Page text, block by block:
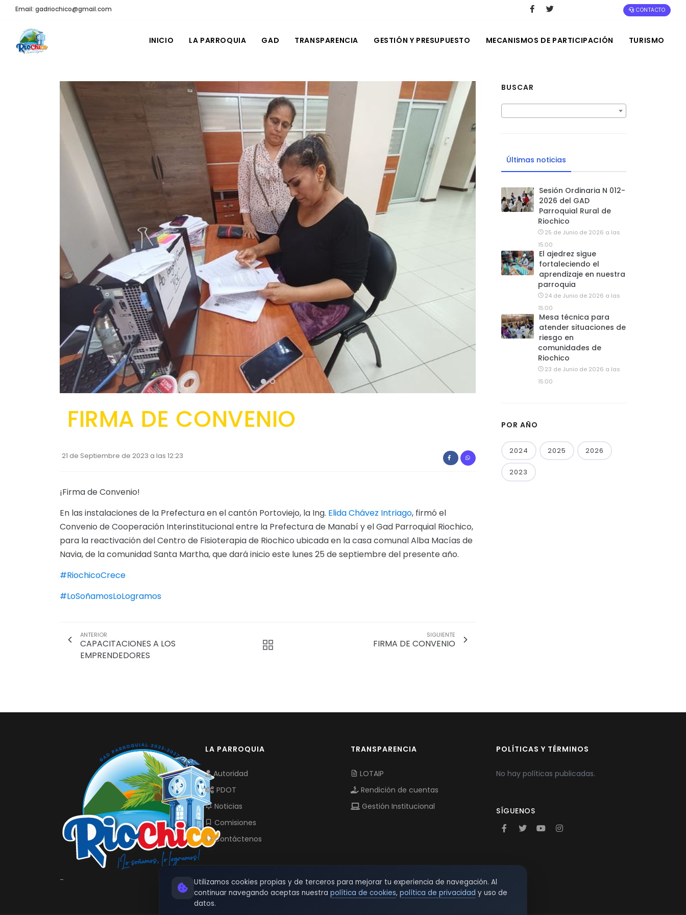
Email: gadriochico@gmail.com CONTACTO
INICIO LA PARROQUIA GAD TRANSPARENCIA GESTIÓN Y PRESUPUESTO MECANISMOS DE PARTICIPACIÓN TURISMO
FIRMA DE CONVENIO
21 de Septiembre de 2023 a las 12:23
¡Firma de Convenio!
En las instalaciones de la Prefectura en el cantón Portoviejo, la Ing. Elida Chávez Intriago, firmó el
Convenio de Cooperación Interinstitucional entre la Prefectura de Manabí y el Gad Parroquial Riochico,
para la reactivación del Centro de Fisioterapia de Riochico ubicada en la casa comunal Alba Macías de
Navia, de la comunidad Santa Martha, que dará inicio este lunes 25 de septiembre del presente año.
#RiochicoCrece
#LoSoñamosLoLogramos
ANTERIOR
CAPACITACIONES A LOS
EMPRENDEDORES
SIGUIENTE
FIRMA DE CONVENIO
BUSCAR
Últimas noticias
Sesión Ordinaria N 012-
2026 del GAD
Parroquial Rural de
Riochico
25 de Junio de 2026 a las
15:00
El ajedrez sigue
fortaleciendo el
aprendizaje en nuestra
parroquia
24 de Junio de 2026 a las
15:00
Mesa técnica para
atender situaciones de
riesgo en
comunidades de
Riochico
23 de Junio de 2026 a las
15:00
POR AÑO
2024 2025 2026
2023
-
LA PARROQUIA
Autoridad
PDOT
Noticias
Comisiones
Contáctenos
TRANSPARENCIA
LOTAIP
Rendición de cuentas
Gestión Institucional
POLÍTICAS Y TÉRMINOS
No hay políticas publicadas.
SÍGUENOS
Utilizamos cookies propias y de terceros para mejorar tu experiencia de navegación. Al
continuar navegando aceptas nuestra política de cookies, política de privacidad y uso de
datos.